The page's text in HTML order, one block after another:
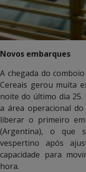
Novos embarques
A chegada do
Cereais gerou muita
noite do último dia 25.
a área operacional
liberar o primeiro
(Argentina), o que
vespertino após
capacidade para
hora.